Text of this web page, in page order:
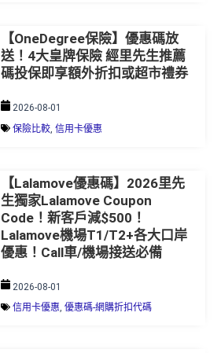
【OneDegree保險】優惠碼放
送！4大皇牌保險 經里先生推薦
碼投保即享額外折扣或超市禮券
2026-08-01
保險比較, 信用卡優惠
【Lalamove優惠碼】2026里先
生獨家Lalamove Coupon
Code！新客戶減$500！
Lalamove機場T1/T2+各大口岸
優惠！Call車/機場接送必備
2026-08-01
信用卡優惠, 優惠碼-網購折扣代碼